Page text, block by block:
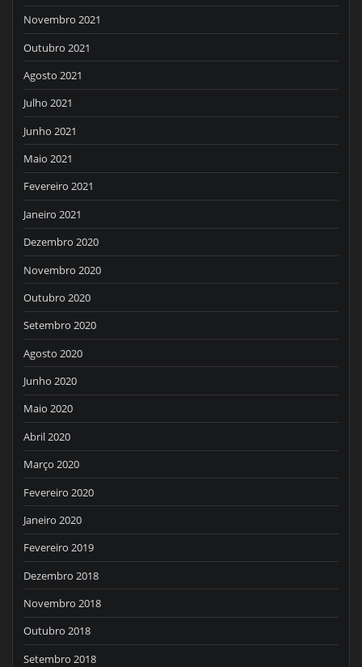
Novembro 2021
Outubro 2021
Agosto 2021
Julho 2021
Junho 2021
Maio 2021
Fevereiro 2021
Janeiro 2021
Dezembro 2020
Novembro 2020
Outubro 2020
Setembro 2020
Agosto 2020
Junho 2020
Maio 2020
Abril 2020
Março 2020
Fevereiro 2020
Janeiro 2020
Fevereiro 2019
Dezembro 2018
Novembro 2018
Outubro 2018
Setembro 2018